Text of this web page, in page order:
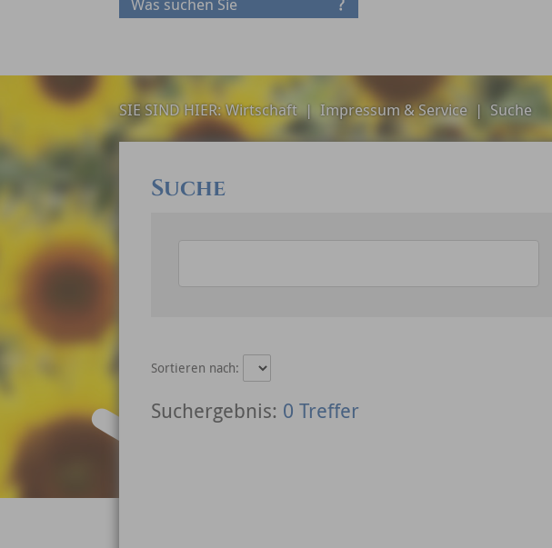
SIE SIND HIER:Wirtschaft | Impressum & Service | Suche
Suche
Sortieren nach:
0 Treffer